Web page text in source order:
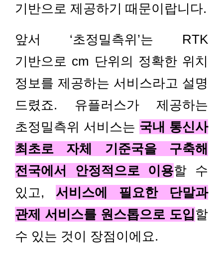
기반으로 제공하기 때문이랍니다.
앞서 ‘초정밀측위’는 RTK
기반으로 cm 단위의 정확한 위치
정보를 제공하는 서비스라고 설명
드렸죠. 유플러스가 제공하는
초정밀측위 서비스는 국내 통신사
최초로 자체 기준국을 구축해
전국에서 안정적으로 이용할 수
있고, 서비스에 필요한 단말과
관제 서비스를 원스톱으로 도입할
수 있는 것이 장점이에요.